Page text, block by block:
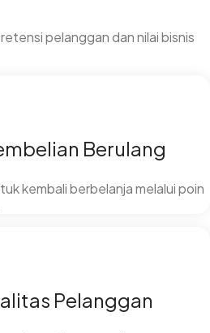
pelanggan dan nilai bisnis
Berulang
kembali berbelanja melalui poin
Pelanggan